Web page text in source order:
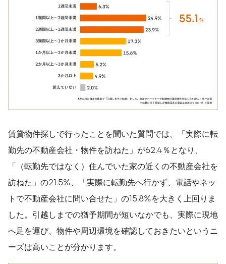
賃貸物件探しで行ったことを聞いた質問では、「実際に転
勤先の不動産会社・物件を訪ねた」が62.4％となり、
「（転勤先ではなく）住んでいた家の近くの不動産会社を
訪ねた」の21.5%、「実際に転勤先へ行かず、電話やネッ
トで不動産会社に問い合せた」の15.8%を大きく上回りま
した。引越しまでの猶予期間が短いなかでも、実際に現地
へ足を運び、物件や周辺環境を確認しておきたいというニ
ーズは高いことが分かります。